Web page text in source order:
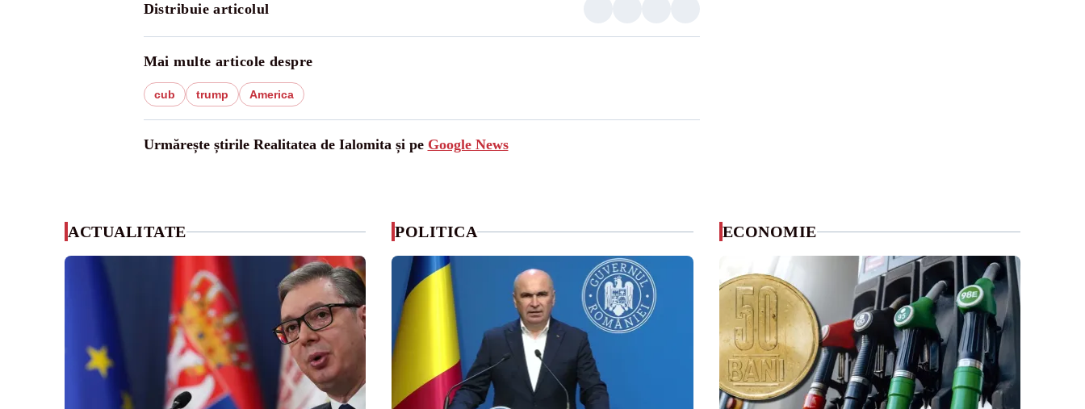
Distribuie articolul
Mai multe articole despre
cub trump America
Urmărește știrile Realitatea de Ialomita și pe Google News
ACTUALITATE POLITICA ECONOMIE